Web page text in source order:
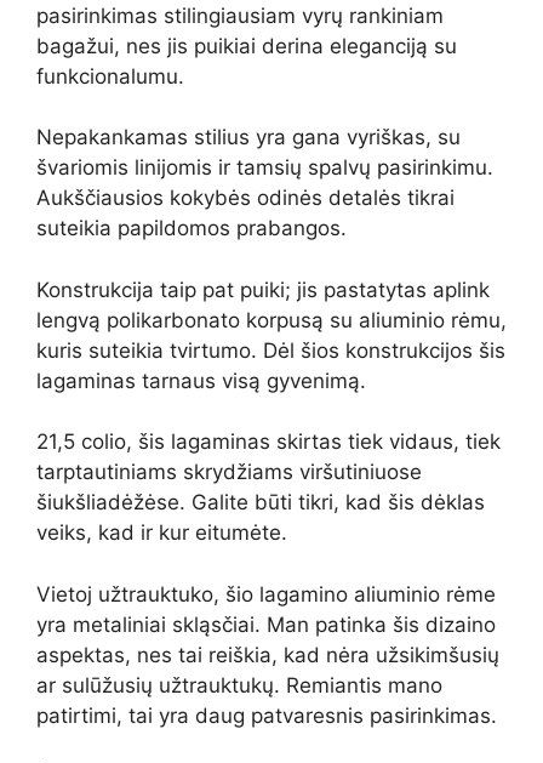
pasirinkimas stilingiausiam vyrų rankiniam
bagažui, nes jis puikiai derina eleganciją su
funkcionalumu.
Nepakankamas stilius yra gana vyriškas, su
švariomis linijomis ir tamsių spalvų pasirinkimu.
Aukščiausios kokybės odinės detalės tikrai
suteikia papildomos prabangos.
Konstrukcija taip pat puiki; jis pastatytas aplink
lengvą polikarbonato korpusą su aliuminio rėmu,
kuris suteikia tvirtumo. Dėl šios konstrukcijos šis
lagaminas tarnaus visą gyvenimą.
21,5 colio, šis lagaminas skirtas tiek vidaus, tiek
tarptautiniams skrydžiams viršutiniuose
šiukšliadėžėse. Galite būti tikri, kad šis dėklas
veiks, kad ir kur eitumėte.
Vietoj užtrauktuko, šio lagamino aliuminio rėme
yra metaliniai skląsčiai. Man patinka šis dizaino
aspektas, nes tai reiškia, kad nėra užsikimšusių
ar sulūžusių užtrauktukų. Remiantis mano
patirtimi, tai yra daug patvaresnis pasirinkimas.